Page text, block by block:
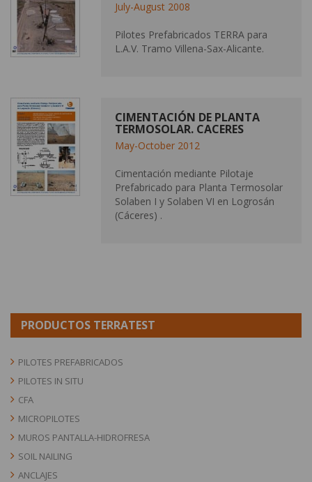
July-August 2008
Pilotes Prefabricados TERRA para
L.A.V. Tramo Villena-Sax-Alicante.
CIMENTACIÓN DE PLANTA
TERMOSOLAR. CACERES
May-October 2012
Cimentación mediante Pilotaje
Prefabricado para Planta Termosolar
Solaben I y Solaben VI en Logrosán
(Cáceres) .
PRODUCTOS TERRATEST
PILOTES PREFABRICADOS
PILOTES IN SITU
CFA
MICROPILOTES
MUROS PANTALLA-HIDROFRESA
SOIL NAILING
ANCLAJES